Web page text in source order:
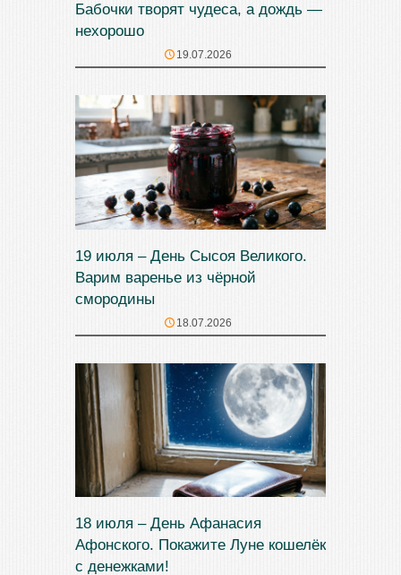
Бабочки творят чудеса, а дождь —
нехорошо
19.07.2026
19 июля – День Сысоя Великого.
Варим варенье из чёрной
смородины
18.07.2026
18 июля – День Афанасия
Афонского. Покажите Луне кошелёк
с денежками!